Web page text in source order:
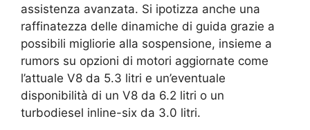
assistenza avanzata. Si ipotizza anche una
raffinatezza delle dinamiche di guida grazie a
possibili migliorie alla sospensione, insieme a
rumors su opzioni di motori aggiornate come
l’attuale V8 da 5.3 litri e un’eventuale
disponibilità di un V8 da 6.2 litri o un
turbodiesel inline-six da 3.0 litri.